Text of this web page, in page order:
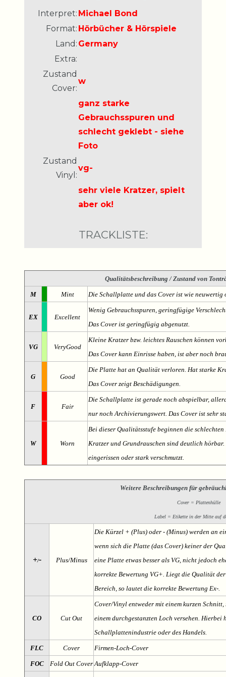
Interpret: Michael Bond
Format: Hörbücher & Hörspiele
Land: Germany
Extra:
Zustand
Cover:
w
ganz starke
Gebrauchsspuren und
schlecht geklebt - siehe
Foto
Zustand
Vinyl:
vg-
sehr viele Kratzer, spielt
aber ok!
TRACKLISTE:
Qualitätsbeschreibung / Zustand von
M Mint Die Schallplatte und das Cover ist wie
EX Excellent
Wenig Gebrauchsspuren, geringfügige
Das Cover ist geringfügig abgenutzt.
VG VeryGood
Kleine Kratzer bzw. leichtes Rauschen können
Das Cover kann Einrisse haben, ist aber noch
G Good
Die Platte hat an Qualität verloren. Hat starke
Das Cover zeigt Beschädigungen.
F Fair
Die Schallplatte ist gerade noch abspielbar,
nur noch Archivierungswert. Das Cover ist sehr
W Worn
Bei dieser Qualitätsstufe beginnen die
Kratzer und Grundrauschen sind deutlich
eingerissen oder stark verschmutzt.
Weitere Beschreibungen für
Cover = Plattenhülle
Label = Etikette in der Mitte auf
+/- Plus/Minus
Die Kürzel + (Plus) oder - (Minus) werden an
wenn sich die Platte (das Cover) keiner der
eine Platte etwas besser als VG, nicht jedoch
korrekte Bewertung VG+. Liegt die Qualität
Bereich, so lautet die korrekte Bewertung Ex-.
CO Cut Out
Cover/Vinyl entweder mit einem kurzen
einem durchgestanzten Loch versehen. Hierbei
Schallplattenindustrie oder des Handels.
FLC Cover Firmen-Loch-Cover
FOC Fold Out Cover Aufklapp-Cover